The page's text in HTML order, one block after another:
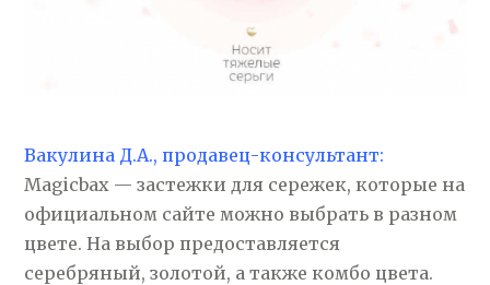
Вакулина Д.А., продавец-консультант:
Magicbax — застежки для сережек, которые на
официальном сайте можно выбрать в разном
цвете. На выбор предоставляется
серебряный, золотой, а также комбо цвета.